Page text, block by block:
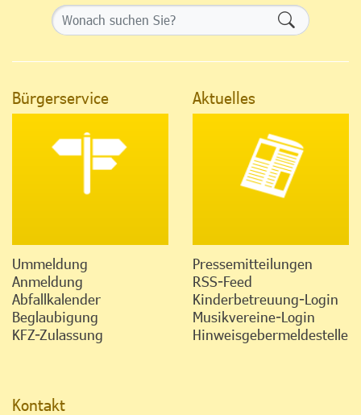
Bürgerservice
Ummeldung
Anmeldung
Abfallkalender
Beglaubigung
KFZ-Zulassung
Aktuelles
Pressemitteilungen
RSS-Feed
Kinderbetreuung-Login
Musikvereine-Login
Hinweisgebermeldestelle
Kontakt